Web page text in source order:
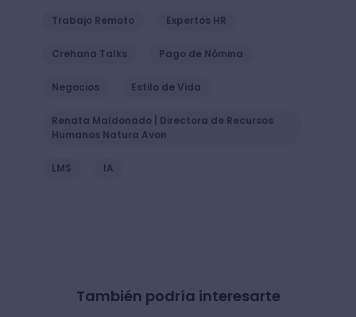
Trabajo Remoto Expertos HR
Crehana Talks Pago de Nómina
Negocios Estilo de Vida
Renata Maldonado | Directora de Recursos
Humanos Natura Avon
LMS IA
También podría interesarte